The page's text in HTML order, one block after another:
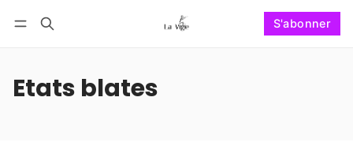
S'abonner
Etats blates